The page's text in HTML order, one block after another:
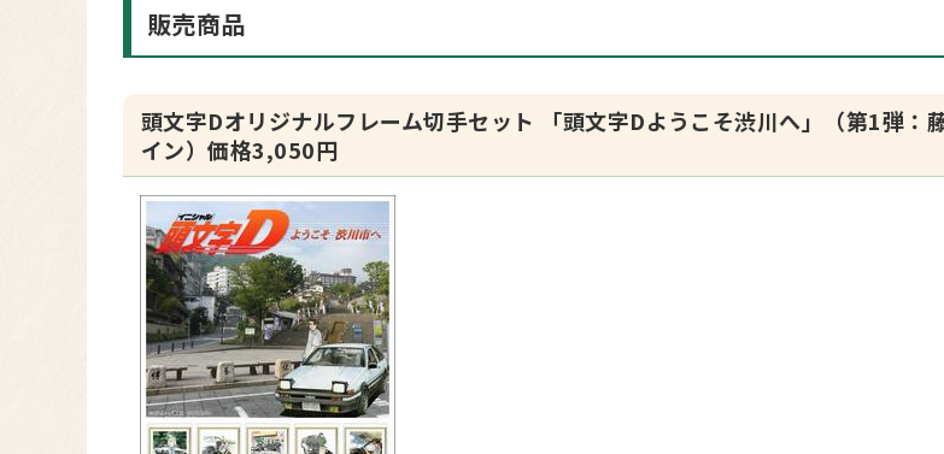
販売商品
頭文字Dオリジナルフレーム切手セット 「頭文字Dようこそ渋川へ」（第1弾：
イン）価格3,050円